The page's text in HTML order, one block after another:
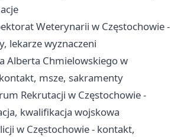
Weterynarii w Częstochowie -
lekarze wyznaczeni
Alberta Chmielowskiego w
msze, sakramenty
Rekrutacji w Częstochowie -
kwalifikacja wojskowa
w Częstochowie - kontakt,